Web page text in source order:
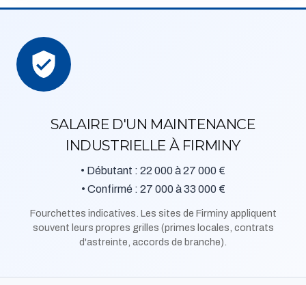
SALAIRE D'UN MAINTENANCE
INDUSTRIELLE À FIRMINY
• Débutant : 22 000 à 27 000 €
• Confirmé : 27 000 à 33 000 €
Fourchettes indicatives. Les sites de Firminy appliquent
souvent leurs propres grilles (primes locales, contrats
d'astreinte, accords de branche).